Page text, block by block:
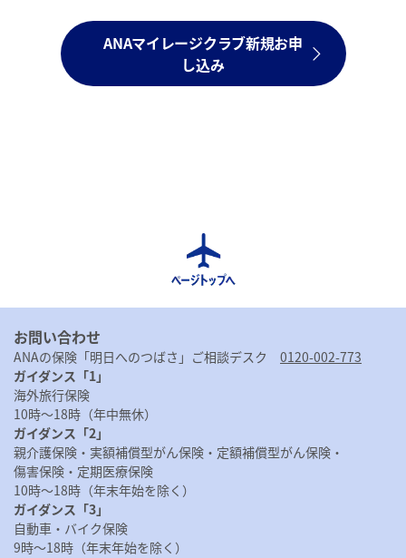
ANAマイレージクラブ新規お申
し込み
お問い合わせ
ANAの保険「明日へのつばさ」ご相談デスク 0120-002-773
ガイダンス「1」
海外旅行保険
10時〜18時（年中無休）
ガイダンス「2」
親介護保険・ 実額補償型がん保険・ 定額補償型がん保険・
傷害保険・ 定期医療保険
10時～18時（年末年始を除く）
ガイダンス「3」
自動車・バイク保険
9時～18時（年末年始を除く）